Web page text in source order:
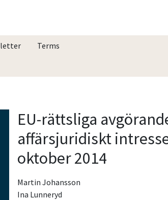
Terms
EU-rättsliga
affärsjuridiskt
oktober 2014
Martin Johansson
Ina Lunneryd